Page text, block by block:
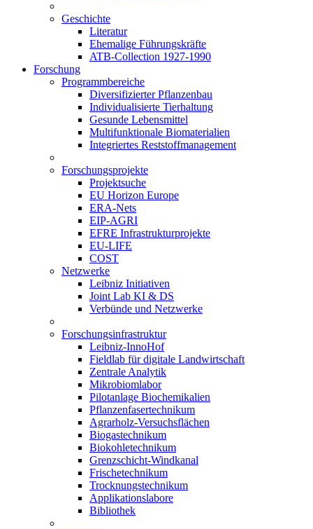
Geschichte
Literatur
Ehemalige Führungskräfte
ATB-Collection 1927-1990
Forschung
Programmbereiche
Diversifizierter Pflanzenbau
Individualisierte Tierhaltung
Gesunde Lebensmittel
Multifunktionale Biomaterialien
Integriertes Reststoffmanagement
Forschungsprojekte
Projektsuche
EU Horizon Europe
ERA-Nets
EIP-AGRI
EFRE Infrastrukturprojekte
EU-LIFE
COST
Netzwerke
Leibniz Initiativen
Joint Lab KI & DS
Verbünde und Netzwerke
Forschungsinfrastruktur
Leibniz-InnoHof
Fieldlab für digitale Landwirtschaft
Zentrale Analytik
Mikrobiomlabor
Pilotanlage Biochemikalien
Pflanzenfasertechnikum
Agrarholz-Versuchsflächen
Biogastechnikum
Biokohletechnikum
Grenzschicht-Windkanal
Frischetechnikum
Trocknungstechnikum
Applikationslabore
Bibliothek